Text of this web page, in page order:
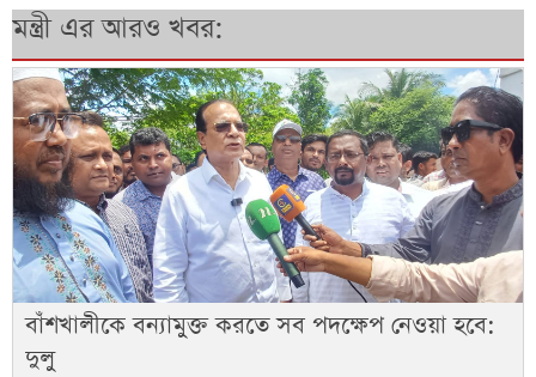
মন্ত্রী এর আরও খবর:
বাঁশখালীকে বন্যামুক্ত করতে সব পদক্ষেপ নেওয়া হবে:
দুলু